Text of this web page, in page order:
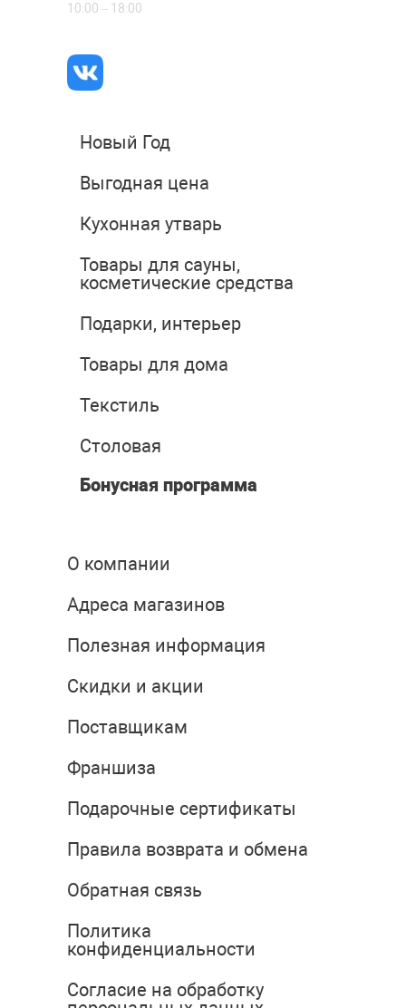
10:00 – 18:00
Новый Год
Выгодная цена
Кухонная утварь
Товары для сауны,
косметические средства
Подарки, интерьер
Товары для дома
Текстиль
Столовая
Бонусная программа
О компании
Адреса магазинов
Полезная информация
Скидки и акции
Поставщикам
Франшиза
Подарочные сертификаты
Правила возврата и обмена
Обратная связь
Политика
конфиденциальности
Согласие на обработку